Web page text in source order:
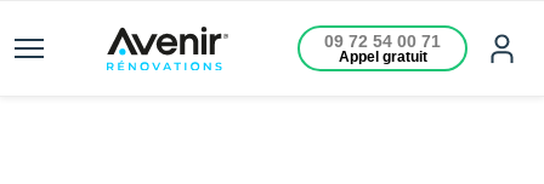
09 72 54 00 71
Appel gratuit